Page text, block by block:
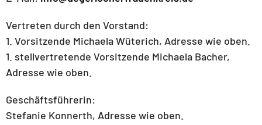
Vertreten durch den Vorstand:
1. Vorsitzende Michaela Wüterich, Adresse wie oben.
1. stellvertretende Vorsitzende Michaela Bacher,
Adresse wie oben.
Geschäftsführerin:
Stefanie Konnerth, Adresse wie oben.